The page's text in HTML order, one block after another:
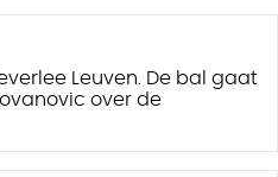
Leuven. De bal gaat
over de